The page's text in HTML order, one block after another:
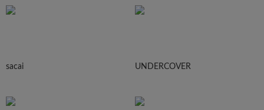
sacai UNDERCOVER